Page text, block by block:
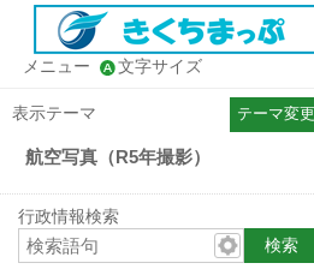
メニュー 文字サイズ
表示テーマ テーマ変更
航空写真（R5年撮影）
行政情報検索
確認したい情報は「テーマ変更」